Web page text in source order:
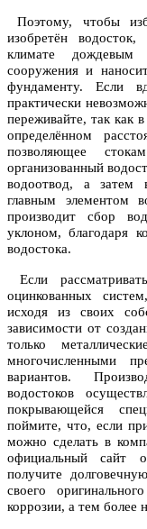
Поэтому, чтобы
изобретён
климате дождевым
сооружения и
фундаменту. Если
практически
переживайте, так как
определённом
позволяющее
организованный
водоотвод, а
главным элементом
производит сбор
уклоном, благодаря
водостока.
Если
оцинкованных
исходя из своих
зависимости от
только
многочисленными
вариантов.
водостоков
покрывающейся
поймите, что, если
можно сделать в
официальный сайт
получите
своего
коррозии, а тем более